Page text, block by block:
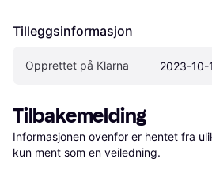
Tilleggsinformasjon
Opprettet på Klarna 2023-10-
Tilbakemelding
Informasjonen ovenfor er hentet fra
kun ment som en veiledning.